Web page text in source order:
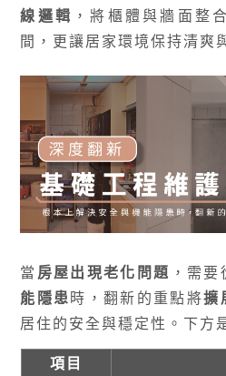
線邏輯 ，將櫃體與牆面整
間，更讓居家環境保持清爽
當 房屋出現老化問題 ，需要
能隱患 時，翻新的重點將擴
居住的安全與穩定性。下方
項目